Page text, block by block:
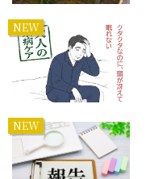
NEW
NEW